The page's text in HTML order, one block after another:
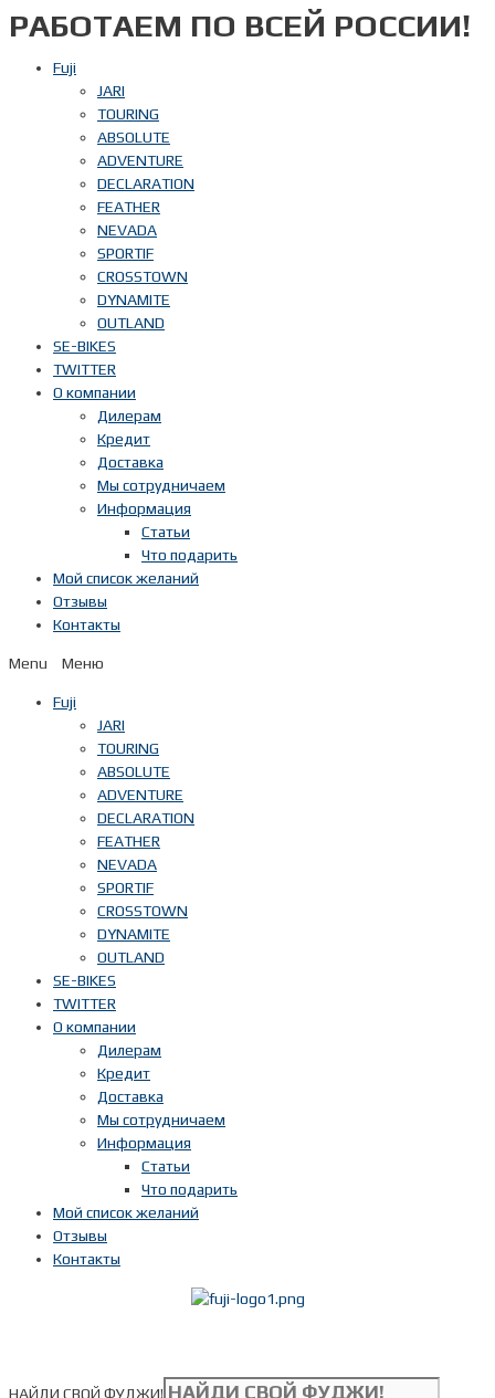
Перейти
к
содержимому
РАБОТАЕМ ПО ВСЕЙ РОССИИ!
Fuji
JARI
TOURING
ABSOLUTE
ADVENTURE
DECLARATION
FEATHER
NEVADA
SPORTIF
CROSSTOWN
DYNAMITE
OUTLAND
SE-BIKES
TWITTER
О компании
Дилерам
Кредит
Доставка
Мы сотрудничаем
Информация
Статьи
Что подарить
Мой список желаний
Отзывы
Контакты
Menu
Fuji
JARI
TOURING
ABSOLUTE
ADVENTURE
DECLARATION
FEATHER
NEVADA
SPORTIF
CROSSTOWN
DYNAMITE
OUTLAND
SE-BIKES
TWITTER
О компании
Дилерам
Кредит
Доставка
Мы сотрудничаем
Информация
Статьи
Что подарить
Мой список желаний
Отзывы
Контакты
НАЙДИ СВОЙ ФУДЖИ!